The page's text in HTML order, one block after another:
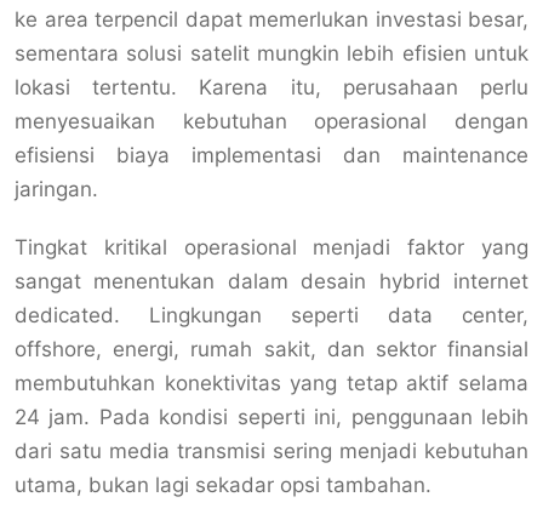
ke area terpencil dapat memerlukan investasi besar,
sementara solusi satelit mungkin lebih efisien untuk
lokasi tertentu. Karena itu, perusahaan perlu
menyesuaikan kebutuhan operasional dengan
efisiensi biaya implementasi dan maintenance
jaringan.
Tingkat kritikal operasional menjadi faktor yang
sangat menentukan dalam desain hybrid internet
dedicated. Lingkungan seperti data center,
offshore, energi, rumah sakit, dan sektor finansial
membutuhkan konektivitas yang tetap aktif selama
24 jam. Pada kondisi seperti ini, penggunaan lebih
dari satu media transmisi sering menjadi kebutuhan
utama, bukan lagi sekadar opsi tambahan.